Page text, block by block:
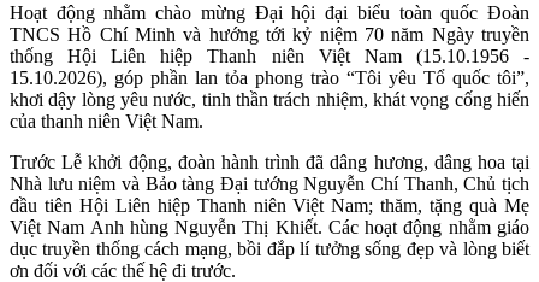
Hoạt động nhằm chào mừng Đại hội đại biểu toàn quốc Đoàn
TNCS Hồ Chí Minh và hướng tới kỷ niệm 70 năm Ngày truyền
thống Hội Liên hiệp Thanh niên Việt Nam (15.10.1956 -
15.10.2026), góp phần lan tỏa phong trào “Tôi yêu Tổ quốc tôi”,
khơi dậy lòng yêu nước, tinh thần trách nhiệm, khát vọng cống hiến
của thanh niên Việt Nam.
Trước Lễ khởi động, đoàn hành trình đã dâng hương, dâng hoa tại
Nhà lưu niệm và Bảo tàng Đại tướng Nguyễn Chí Thanh, Chủ tịch
đầu tiên Hội Liên hiệp Thanh niên Việt Nam; thăm, tặng quà Mẹ
Việt Nam Anh hùng Nguyễn Thị Khiết. Các hoạt động nhằm giáo
dục truyền thống cách mạng, bồi đắp lí tưởng sống đẹp và lòng biết
ơn đối với các thế hệ đi trước.